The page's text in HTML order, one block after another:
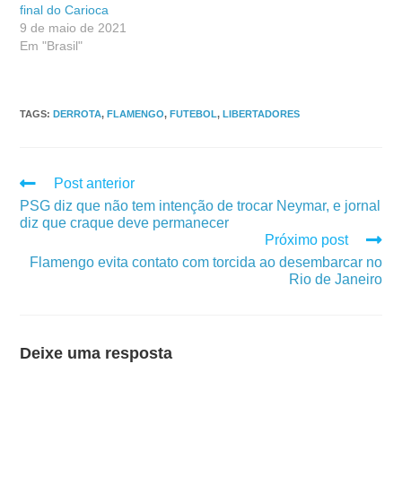
final do Carioca
9 de maio de 2021
Em "Brasil"
TAGS:DERROTA, FLAMENGO, FUTEBOL, LIBERTADORES
Post anterior
PSG diz que não tem intenção de trocar Neymar, e jornal
diz que craque deve permanecer
Próximo post
Flamengo evita contato com torcida ao desembarcar no
Rio de Janeiro
Deixe uma resposta